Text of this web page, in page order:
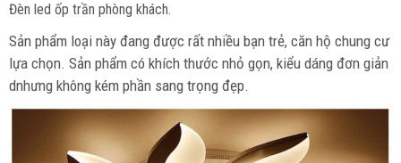
Đèn led ốp trần phòng khách.
Sản phẩm loại này đang được rất nhiều bạn trẻ, căn hộ chung cư
lựa chọn. Sản phẩm có khích thước nhỏ gọn, kiểu dáng đơn giản
dnhưng không kém phần sang trọng đẹp.